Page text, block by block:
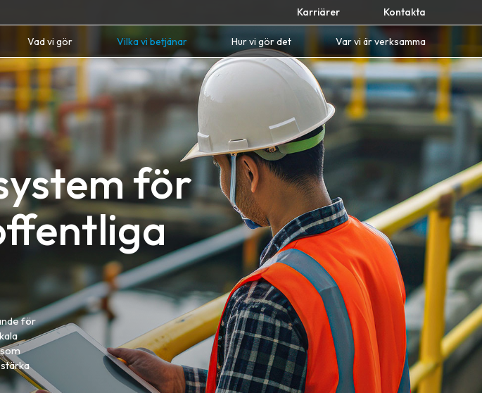
Karriärer Kontakta
Vad vi gör Vilka vi betjänar Hur vi gör det Var vi är verksamma
för
för